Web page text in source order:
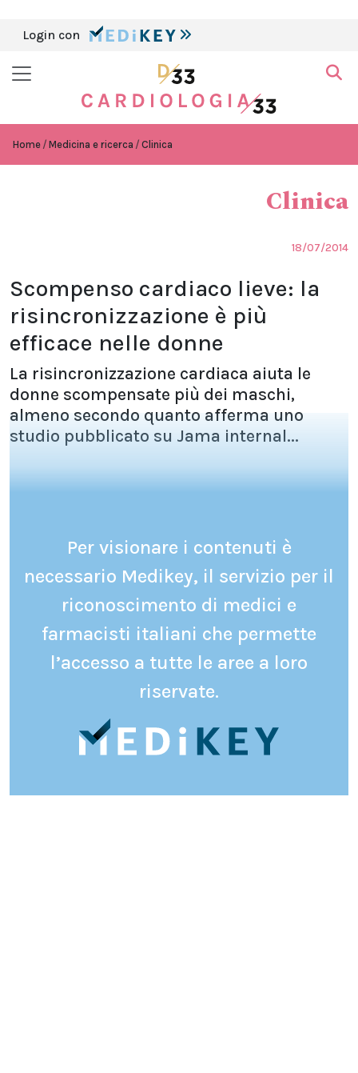
Login con
Home Medicina e ricerca Clinica
Clinica
18/07/2014
Scompenso cardiaco lieve: la
risincronizzazione è più
efficace nelle donne
La risincronizzazione cardiaca aiuta le
donne scompensate più dei maschi,
almeno secondo quanto afferma uno
studio pubblicato su Jama internal...
Per visionare i contenuti è
necessario Medikey, il servizio per il
riconoscimento di medici e
farmacisti italiani che permette
l’accesso a tutte le aree a loro
riservate.